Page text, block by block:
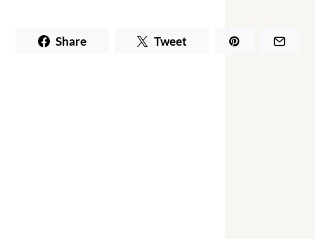
Share Tweet